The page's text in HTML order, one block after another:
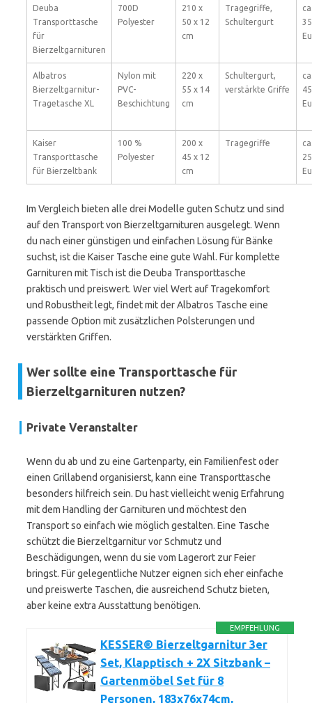
Deuba
Transporttasche
für
Bierzeltgarnituren
700D
Polyester
210 x
50 x 12
cm
Tragegriffe,
Schultergurt
35
Albatros
Bierzeltgarnitur-
Tragetasche XL
Nylon mit
PVC-
Beschichtung
220 x
55 x 14
cm
Schultergurt,
verstärkte Griffe
45
Kaiser
Transporttasche
für Bierzeltbank
100 %
Polyester
200 x
45 x 12
cm
Tragegriffe
25
Im Vergleich bieten alle drei Modelle guten Schutz und sind
auf den Transport von Bierzeltgarnituren ausgelegt. Wenn
du nach einer günstigen und einfachen Lösung für Bänke
suchst, ist die Kaiser Tasche eine gute Wahl. Für komplette
Garnituren mit Tisch ist die Deuba Transporttasche
praktisch und preiswert. Wer viel Wert auf Tragekomfort
und Robustheit legt, findet mit der Albatros Tasche eine
passende Option mit zusätzlichen Polsterungen und
verstärkten Griffen.
Wer sollte eine Transporttasche für
Bierzeltgarnituren nutzen?
Private Veranstalter
Wenn du ab und zu eine Gartenparty, ein Familienfest oder
einen Grillabend organisierst, kann eine Transporttasche
besonders hilfreich sein. Du hast vielleicht wenig Erfahrung
mit dem Handling der Garnituren und möchtest den
Transport so einfach wie möglich gestalten. Eine Tasche
schützt die Bierzeltgarnitur vor Schmutz und
Beschädigungen, wenn du sie vom Lagerort zur Feier
bringst. Für gelegentliche Nutzer eignen sich eher einfache
und preiswerte Taschen, die ausreichend Schutz bieten,
aber keine extra Ausstattung benötigen.
EMPFEHLUNG
KESSER® Bierzeltgarnitur 3er
Set, Klapptisch + 2X Sitzbank –
Gartenmöbel Set für 8
Personen, 183x76x74cm,